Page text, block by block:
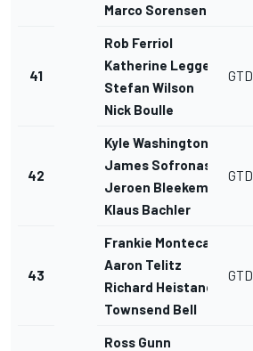
Marco Sorensen
41
Rob Ferriol
Katherine Legge
Stefan Wilson
Nick Boulle
GTD
42
Kyle Washington
James Sofronas
Jeroen Bleekemolen
Klaus Bachler
GTD
43
Frankie Montecalvo
Aaron Telitz
Richard Heistand
Townsend Bell
GTD
Ross Gunn